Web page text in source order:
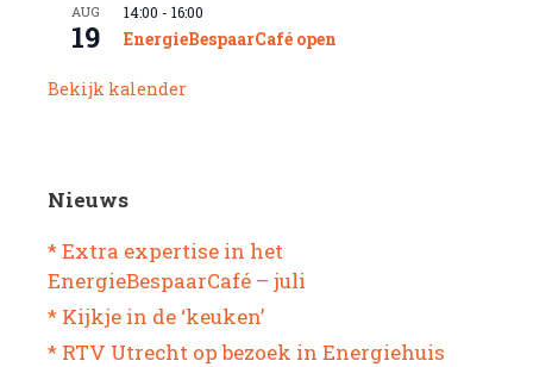
AUG
19
14:00 - 16:00
EnergieBespaarCafé open
Bekijk kalender
Nieuws
* Extra expertise in het
EnergieBespaarCafé – juli
* Kijkje in de ‘keuken’
* RTV Utrecht op bezoek in Energiehuis